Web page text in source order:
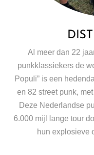
Al meer dan 22
punkklassiekers de
Populi” is een
en 82 street punk,
Deze Nederlandse
6.000 mijl lange tour
hun explosieve